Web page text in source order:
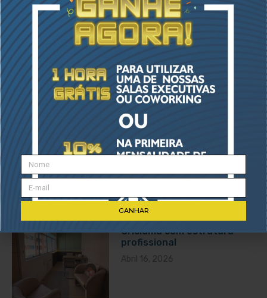
qualidade
Junho 16, 2026
Endereço fiscal para
empresas: uma escolha
estratégica
Maio 18, 2026
Salas para alugar em
Criciúma com estrutura
profissional
Abril 16, 2026
GANHAR